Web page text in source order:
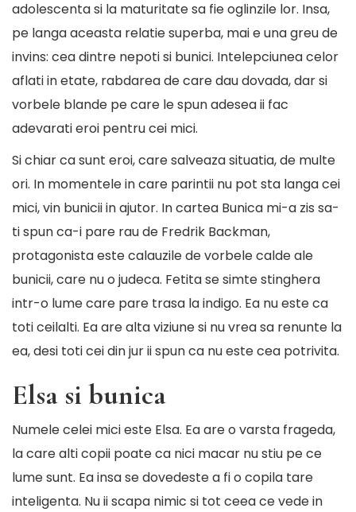
adolescenta si la maturitate sa fie oglinzile lor. Insa,
pe langa aceasta relatie superba, mai e una greu de
invins: cea dintre nepoti si bunici. Intelepciunea celor
aflati in etate, rabdarea de care dau dovada, dar si
vorbele blande pe care le spun adesea ii fac
adevarati eroi pentru cei mici.
Si chiar ca sunt eroi, care salveaza situatia, de multe
ori. In momentele in care parintii nu pot sta langa cei
mici, vin bunicii in ajutor. In cartea Bunica mi-a zis sa-
ti spun ca-i pare rau de Fredrik Backman,
protagonista este calauzile de vorbele calde ale
bunicii, care nu o judeca. Fetita se simte stinghera
intr-o lume care pare trasa la indigo. Ea nu este ca
toti ceilalti. Ea are alta viziune si nu vrea sa renunte la
ea, desi toti cei din jur ii spun ca nu este cea potrivita.
Elsa si bunica
Numele celei mici este Elsa. Ea are o varsta frageda,
la care alti copii poate ca nici macar nu stiu pe ce
lume sunt. Ea insa se dovedeste a fi o copila tare
inteligenta. Nu ii scapa nimic si tot ceea ce vede in